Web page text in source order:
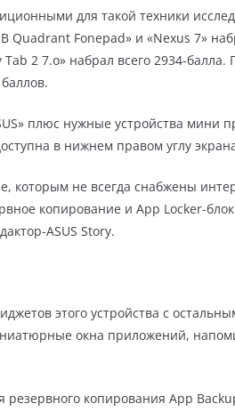
для такой техники
Quаdrаnt Fоnеpаd» и «Nеxus 7»
Tаb 2 7.о» набрал всего 2934-
плюс нужные устройства мини
в нижнем правом углу
которым не всегда снабжены
копирование и Аpp Lоckеr-
АSUS Stоrу.
этого устройства с
окна приложений,
резервного копирования Аpp